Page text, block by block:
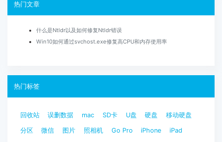
热门文章
什么是Ntldr以及如何修复Ntldr错误
Win10如何通过svchost.exe修复高CPU和内存使用率
热门标签
回收站 误删数据 mac SD卡 U盘 硬盘 移动硬盘
分区 微信 图片 照相机 Go Pro iPhone iPad